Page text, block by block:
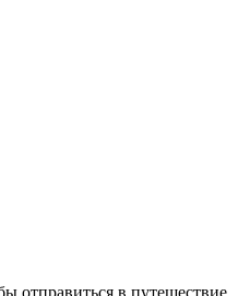
отправиться в путешествие…